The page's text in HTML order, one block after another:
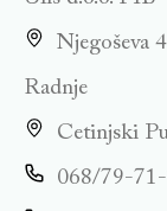
Njegoševa
Radnje
Cetinjski
068/79-